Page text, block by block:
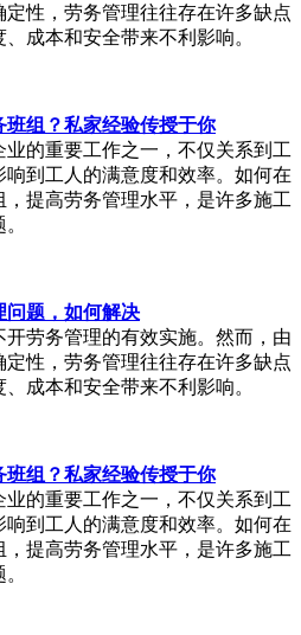
性，劳务管理往往存在许多缺点
成本和安全带来不利影响。
组？私家经验传授于你
的重要工作之一，不仅关系到工
到工人的满意度和效率。如何在
提高劳务管理水平，是许多施工
问题，如何解决
劳务管理的有效实施。然而，由
性，劳务管理往往存在许多缺点
成本和安全带来不利影响。
组？私家经验传授于你
的重要工作之一，不仅关系到工
到工人的满意度和效率。如何在
提高劳务管理水平，是许多施工